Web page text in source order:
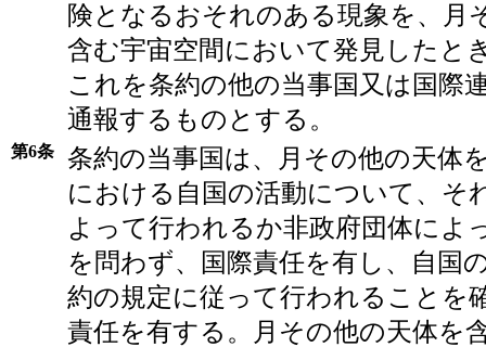
険となるおそれのある現象を、月
含む宇宙空間において発見したと
これを条約の他の当事国又は国際
通報するものとする。
第6条
条約の当事国は、月その他の天体
における自国の活動について、そ
よって行われるか非政府団体によ
を問わず、国際責任を有し、自国
約の規定に従って行われることを
責任を有する。月その他の天体を